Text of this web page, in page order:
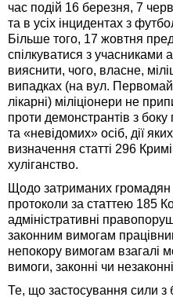
час подій 16 березня, 7
та в усіх інцидентах з
Більше того, 17 жовтня
спілкуватися з учасниками
вияснити, чого, власне,
випадках (на вул.
лікарні) міліціонери не
проти демонстрантів з
та «невідомих» осіб, дії
визначення статті 296
хуліганство.
Щодо затриманих громадян
протоколи за статтею 185
адміністративні
законним вимогам
непокору вимогам взагалі
вимоги, законні чи
Те, що застосування сили з